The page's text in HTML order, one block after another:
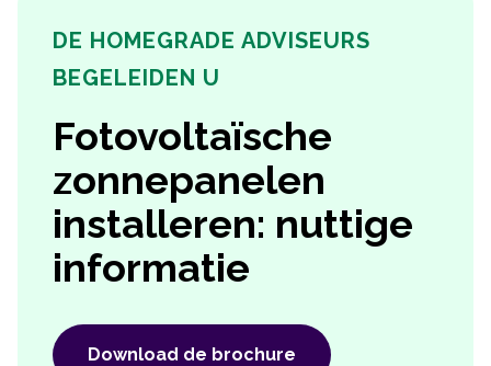
DE HOMEGRADE ADVISEURS
BEGELEIDEN U
Fotovoltaïsche
zonnepanelen
installeren: nuttige
informatie
Download de brochure